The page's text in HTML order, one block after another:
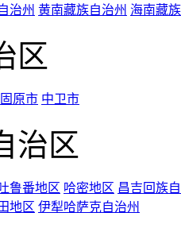
治州 黄南藏族自治州 海南藏
区
固原市 中卫市
治区
鲁番地区 哈密地区 昌吉回族
地区 伊犁哈萨克自治州